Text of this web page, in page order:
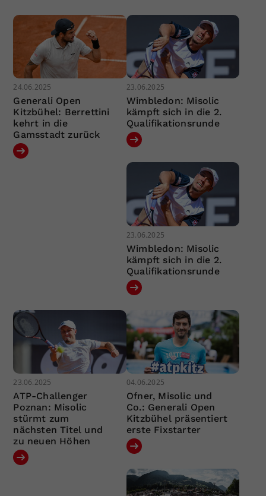
24.06.2025
Generali Open
Kitzbühel: Berrettini
kehrt in die
Gamsstadt zurück
23.06.2025
Wimbledon: Misolic
kämpft sich in die 2.
Qualifikationsrunde
23.06.2025
Wimbledon: Misolic
kämpft sich in die 2.
Qualifikationsrunde
23.06.2025
ATP-Challenger
Poznan: Misolic
stürmt zum
nächsten Titel und
zu neuen Höhen
04.06.2025
Ofner, Misolic und
Co.: Generali Open
Kitzbühel präsentiert
erste Fixstarter